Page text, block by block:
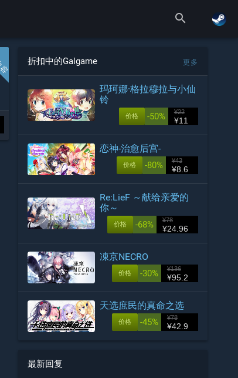
search
折扣中的Galgame 更多
玛珂娜·格拉穆拉与小仙
铃
-50% ¥22
¥11
价格
恋神-治愈后宫-
-80% ¥43
¥8.6
价格
Re:LieF ～献给亲爱的
你～
-68% ¥78
¥24.96
价格
凍京NECRO
-30% ¥136
¥95.2
价格
天选庶民的真命之选
-45% ¥78
¥42.9
价格
最新回复